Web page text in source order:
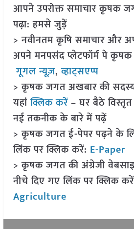
आपने उपरोक्त समाचार कृषक
पढ़ा: हमसे जुड़ें
> नवीनतम कृषि समाचार और
अपने मनपसंद प्लेटफॉर्म पे
गूगल न्यूज़,व्हाट्सएप्प
> कृषक जगत अखबार की
यहांक्लिक करें– घर बैठे विस्तृत
नई तकनीक के बारे में पढ़ें
> कृषक जगत ई-पेपर पढ़ने के
लिंक पर क्लिक करें: E-Paper
> कृषक जगत की अंग्रेजी
नीचे दिए गए लिंक पर क्लिक
Agriculture